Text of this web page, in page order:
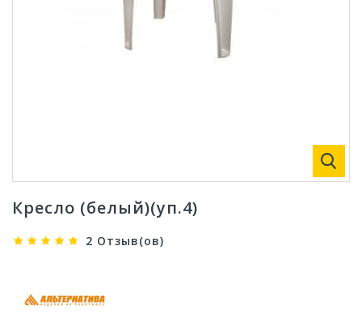
Кресло (белый)(уп.4)
2 Отзыв(ов)